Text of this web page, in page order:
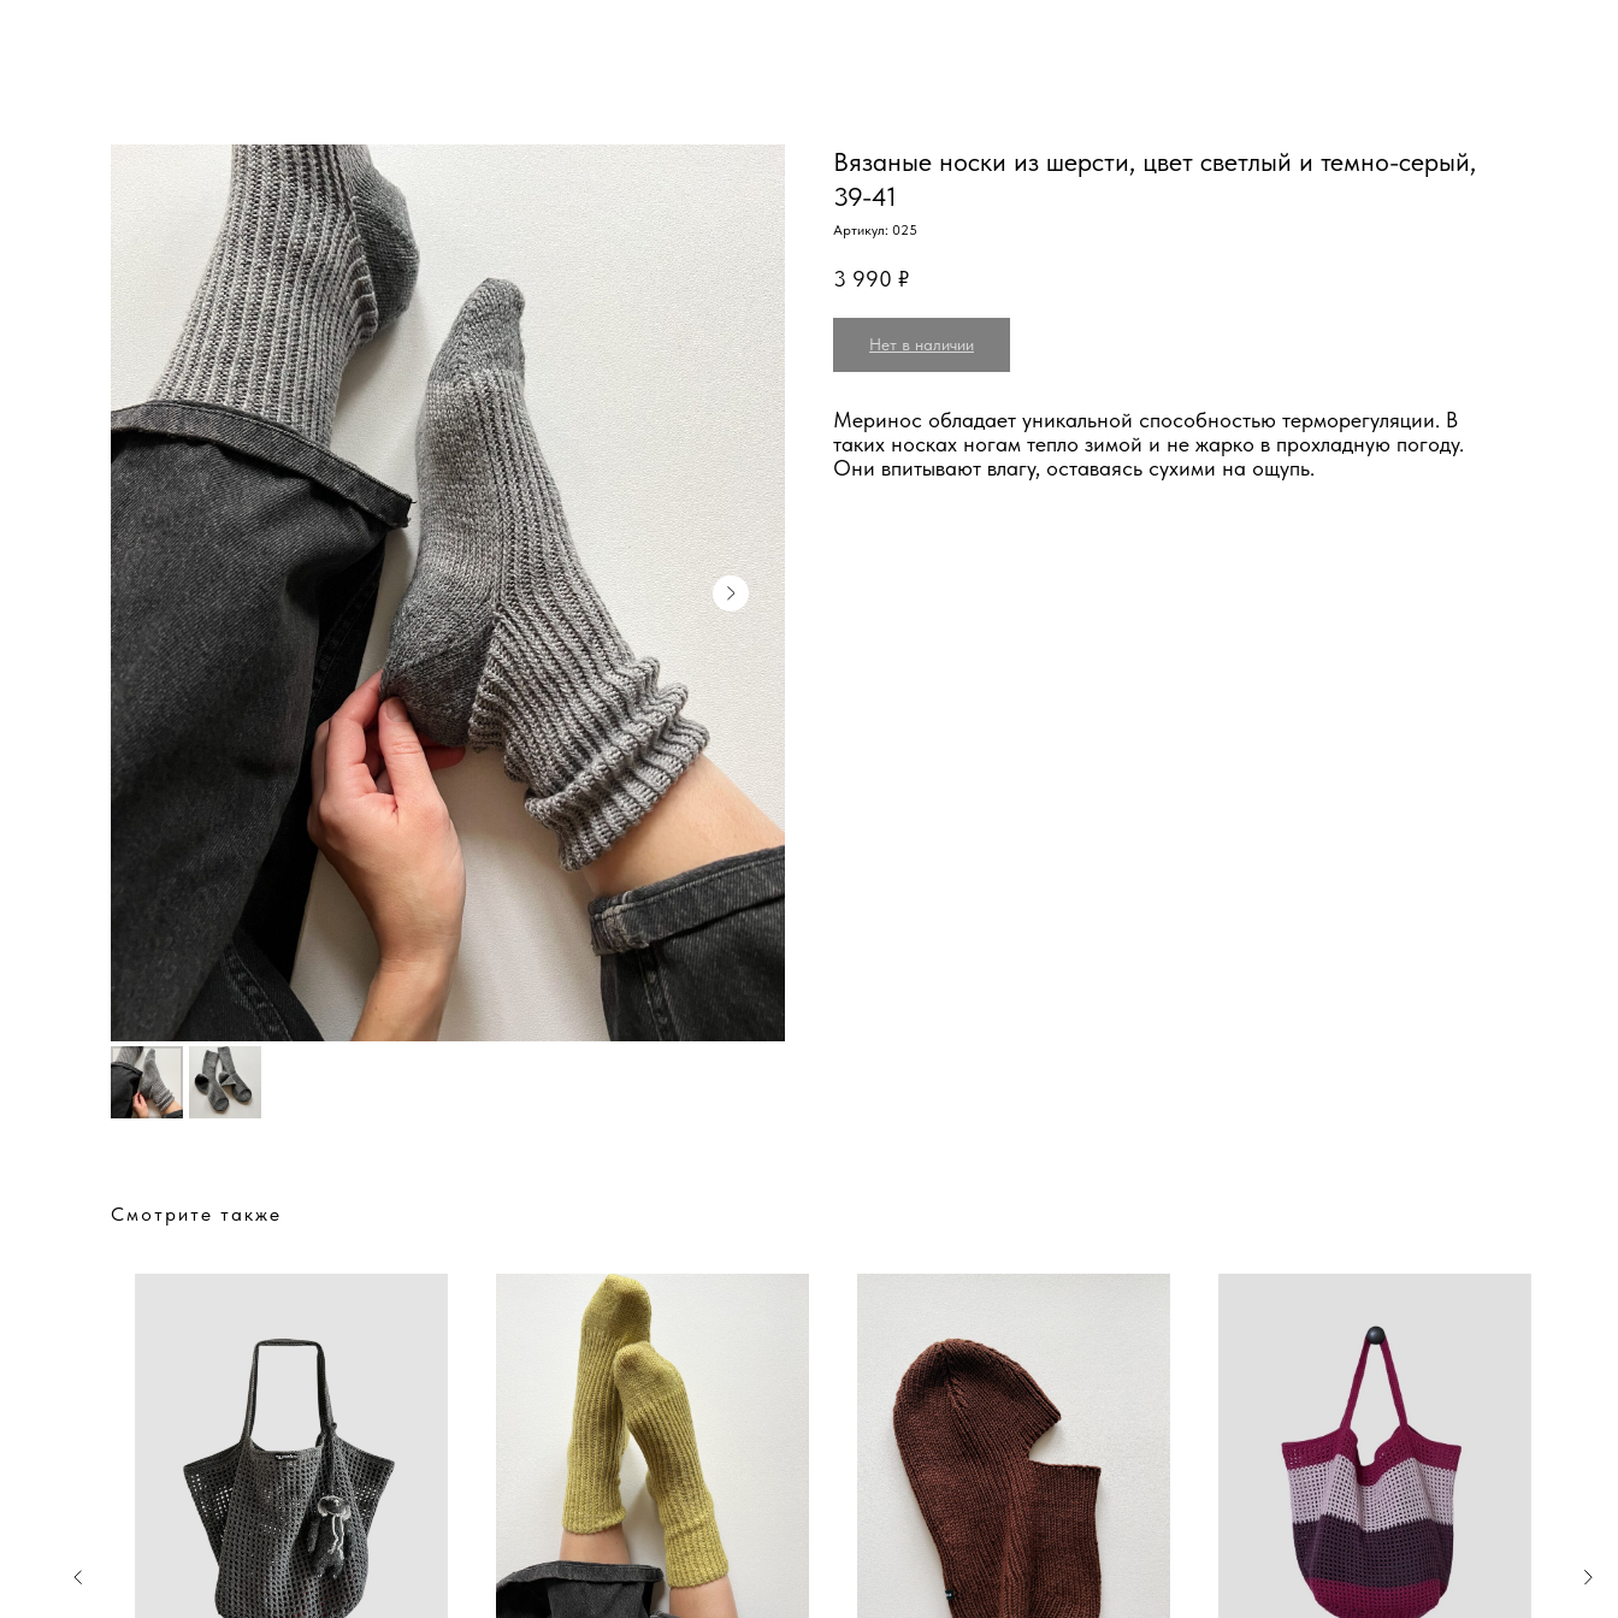
Вязаные носки из шерсти, цвет светлый и темно-серый,
39-41
Артикул: 025
3 990 ₽
Нет в наличии
Меринос обладает уникальной способностью терморегуляции. В
таких носках ногам тепло зимой и не жарко в прохладную погоду.
Они впитывают влагу, оставаясь сухими на ощупь.
Смотрите также